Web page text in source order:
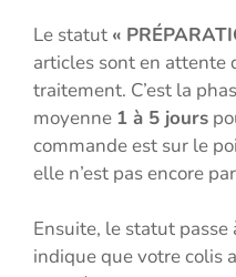
Le statut «
articles sont en attente
traitement. C’est la
moyenne 1 à 5 jours
commande est sur le
elle n’est pas encore
Ensuite, le statut passe
indique que votre colis